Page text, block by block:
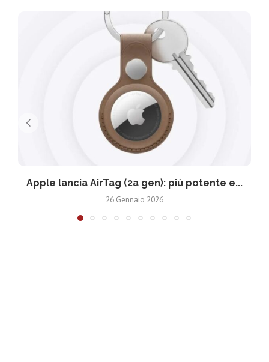
Apple lancia AirTag (2a gen): più potente e...
26 Gennaio 2026